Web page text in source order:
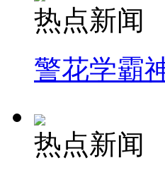
热点新闻
警花学霸
热点新闻